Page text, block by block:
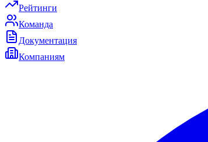
Рейтинги
Команда
Документация
Компаниям